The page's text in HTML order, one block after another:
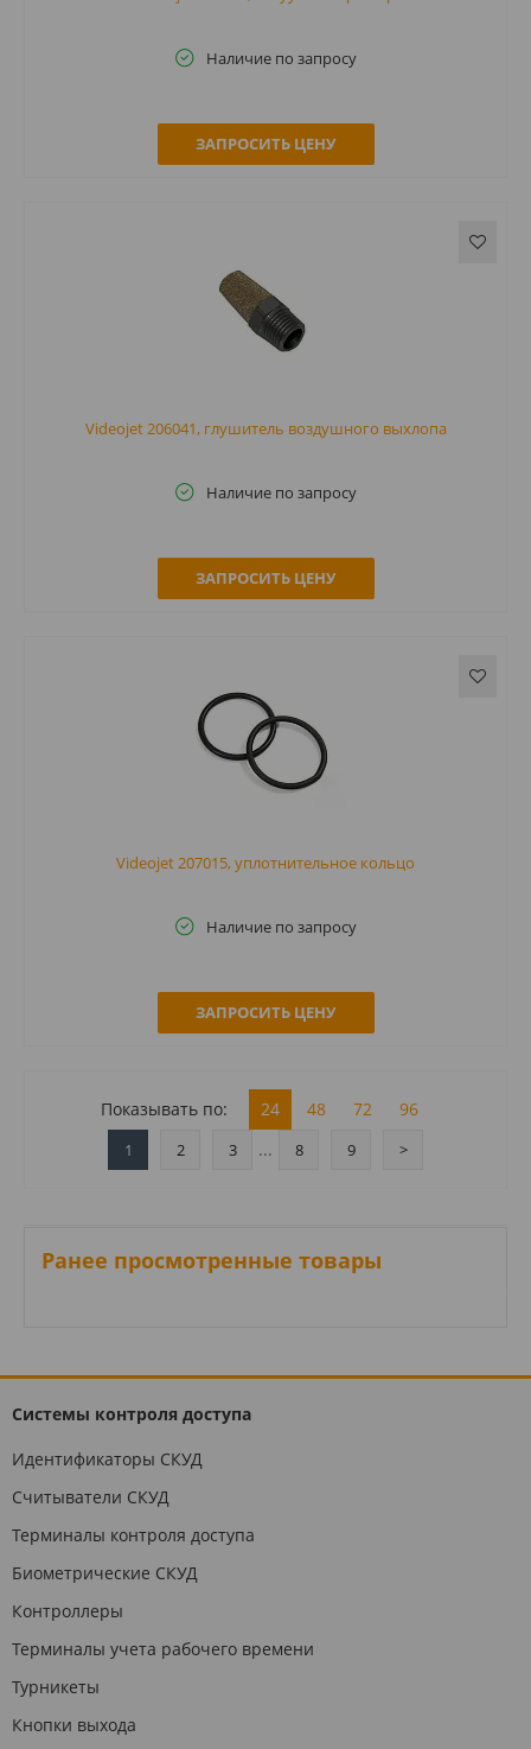
Наличие по запросу
ЗАПРОСИТЬ ЦЕНУ
Videojet 206041, глушитель воздушного выхлопа
Наличие по запросу
ЗАПРОСИТЬ ЦЕНУ
Videojet 207015, уплотнительное кольцо
Наличие по запросу
ЗАПРОСИТЬ ЦЕНУ
Показывать по: 24 48 72 96
1 2 3 ... 8 9 >
Ранее просмотренные товары
Системы контроля доступа
Идентификаторы СКУД
Считыватели СКУД
Терминалы контроля доступа
Биометрические СКУД
Контроллеры
Терминалы учета рабочего времени
Турникеты
Кнопки выхода